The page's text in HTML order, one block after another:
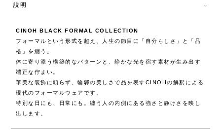
説明
CINOH BLACK FORMAL COLLECTION
フォーマルという形式を超え、人生の節目に「自分らしさ」と「品
格」を纏う。
体に寄り添う構築的なパターンと、静かな光を宿す素材が生み出す
端正な佇まい。
華美な装飾に頼らず、輪郭の美しさで品を表すCINOHの解釈による
現代のフォーマルウェアです。
特別な日にも、日常にも。纏う人の内側にある強さと静けさを映し
出します。